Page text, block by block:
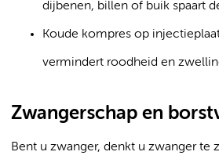
dijbenen, billen of buik spaart
Koude kompres op
vermindert roodheid en
Zwangerschap en
Bent u zwanger, denkt u zwanger te